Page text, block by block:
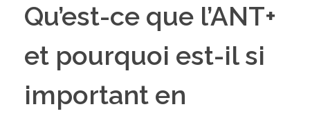
Qu’est-ce que l’ANT+
et pourquoi est-il si
important en